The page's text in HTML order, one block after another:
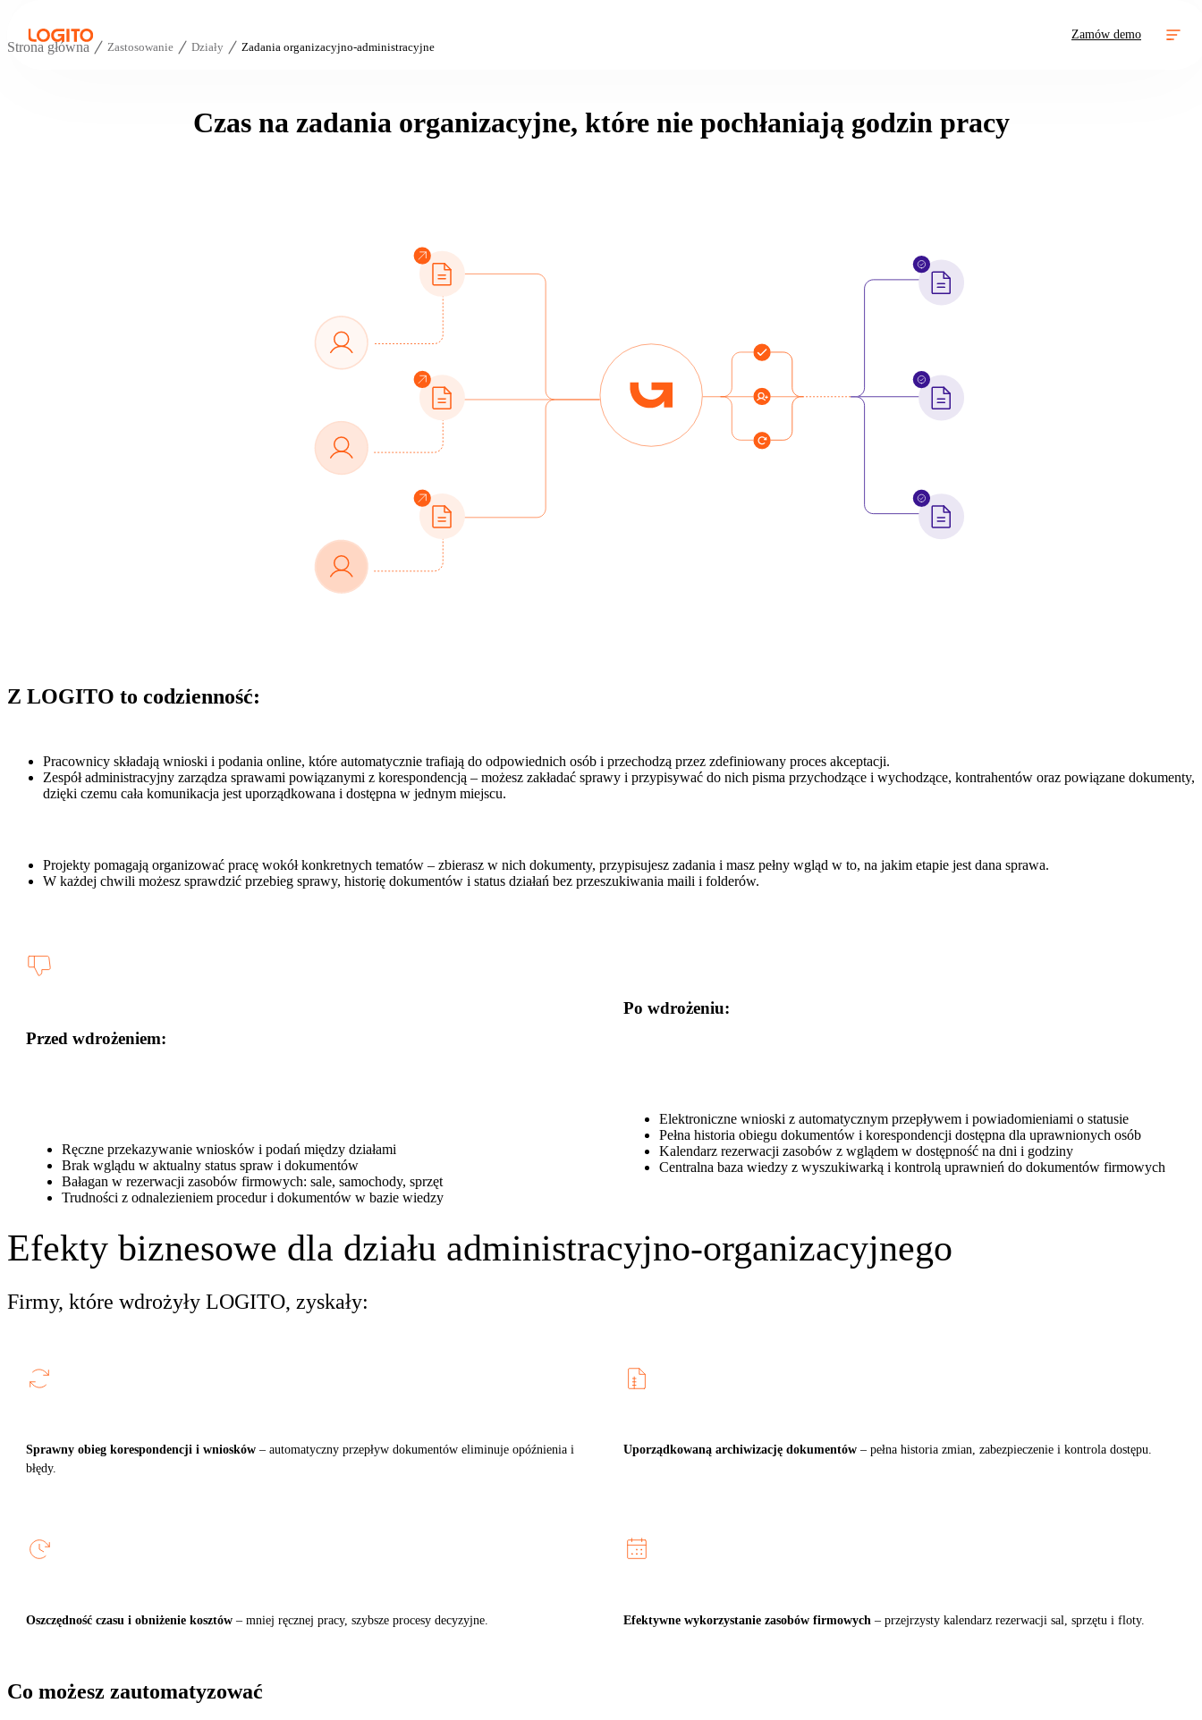
Zamów demo
Strona główna Zastosowanie Działy Zadania organizacyjno-administracyjne
Czas na zadania organizacyjne, które nie pochłaniają godzin pracy
Z LOGITO to codzienność:
Pracownicy składają wnioski i podania online, które automatycznie trafiają do odpowiednich osób i przechodzą przez zdefiniowany proces akceptacji.
Zespół administracyjny zarządza sprawami powiązanymi z korespondencją – możesz zakładać sprawy i przypisywać do nich pisma przychodzące i wychodzące, kontrahentów oraz powiązane dokumenty,
dzięki czemu cała komunikacja jest uporządkowana i dostępna w jednym miejscu.
Projekty pomagają organizować pracę wokół konkretnych tematów – zbierasz w nich dokumenty, przypisujesz zadania i masz pełny wgląd w to, na jakim etapie jest dana sprawa.
W każdej chwili możesz sprawdzić przebieg sprawy, historię dokumentów i status działań bez przeszukiwania maili i folderów.
Przed wdrożeniem:
Ręczne przekazywanie wniosków i podań między działami
Brak wglądu w aktualny status spraw i dokumentów
Bałagan w rezerwacji zasobów firmowych: sale, samochody, sprzęt
Trudności z odnalezieniem procedur i dokumentów w bazie wiedzy
Po wdrożeniu:
Elektroniczne wnioski z automatycznym przepływem i powiadomieniami o statusie
Pełna historia obiegu dokumentów i korespondencji dostępna dla uprawnionych osób
Kalendarz rezerwacji zasobów z wglądem w dostępność na dni i godziny
Centralna baza wiedzy z wyszukiwarką i kontrolą uprawnień do dokumentów firmowych
Efekty biznesowe dla działu administracyjno-organizacyjnego
Firmy, które wdrożyły LOGITO, zyskały:
Sprawny obieg korespondencji i wniosków – automatyczny przepływ dokumentów eliminuje opóźnienia i
błędy.
Uporządkowaną archiwizację dokumentów – pełna historia zmian, zabezpieczenie i kontrola dostępu.
Oszczędność czasu i obniżenie kosztów – mniej ręcznej pracy, szybsze procesy decyzyjne. Efektywne wykorzystanie zasobów firmowych – przejrzysty kalendarz rezerwacji sal, sprzętu i floty.
Co możesz zautomatyzować